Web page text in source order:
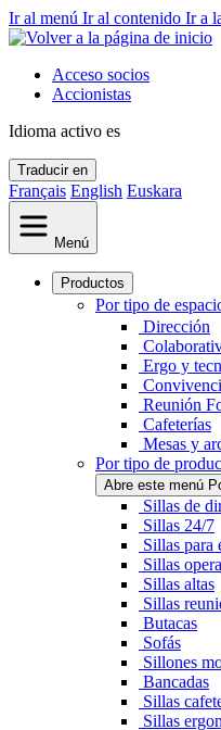
Ir al menú Ir al contenido Ir a
Acceso socios
Accionistas
Idioma activo es
Traducir en
Français English Euskara
Menú
Productos
Por tipo de
Dirección
Ergo y
Reunión
Cafeterías
Mesas y
Por tipo de
Abre este menú
Sillas de
Sillas 24/7
Sillas para
Sillas
Sillas altas
Sillas
Butacas
Sofás
Sillones
Bancadas
Sillas
Sillas